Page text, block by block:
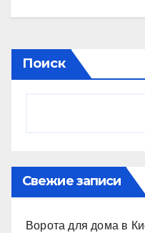
Поиск
Свежие записи
Ворота для дома в